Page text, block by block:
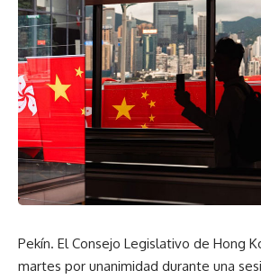
Pekín. El Consejo Legislativo de Hong
martes por unanimidad durante una